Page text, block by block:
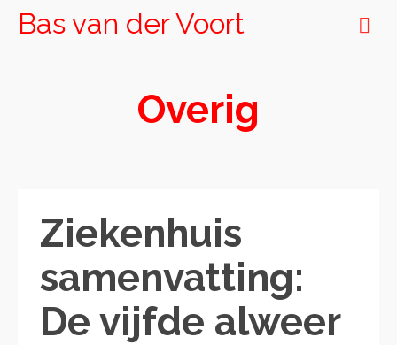
Bas van der Voort
Overig
Ziekenhuis
samenvatting:
De vijfde alweer